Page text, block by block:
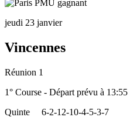
jeudi 23 janvier
Vincennes
Réunion 1
1° Course - Départ prévu à 13:55
Quinte
6-2-12-10-4-5-3-7